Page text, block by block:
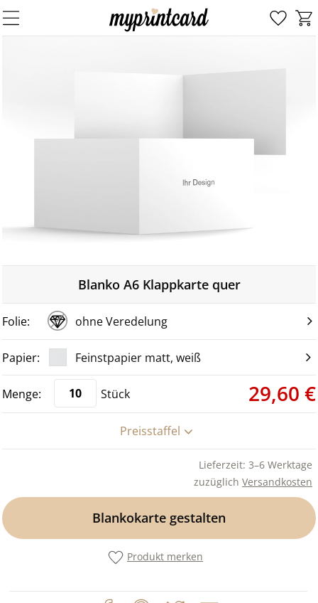
Blanko A6 Klappkarte quer
ohne Veredelung
Feinstpapier matt, weiß
Stück 29,60 €
Preisstaffel
Lieferzeit: 3–6 Werktage
zuzüglich Versandkosten
Blankokarte gestalten
Produkt merken